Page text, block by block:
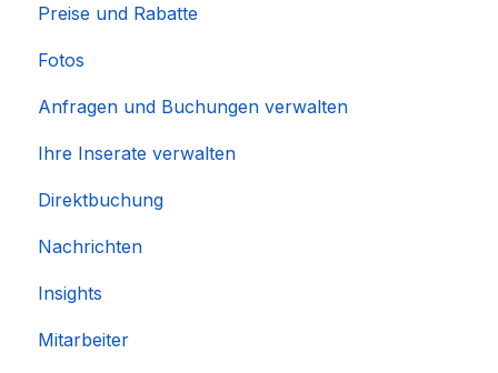
Preise und Rabatte
Fotos
Anfragen und Buchungen verwalten
Ihre Inserate verwalten
Direktbuchung
Nachrichten
Insights
Mitarbeiter